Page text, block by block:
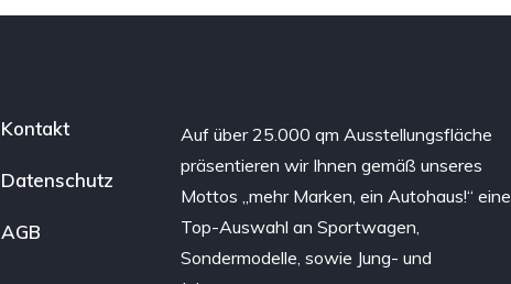
Kontakt
Datenschutz
AGB
Auf über 25.000 qm Ausstellungsfläche
präsentieren wir Ihnen gemäß unseres
Mottos „mehr Marken, ein Autohaus!“ eine
Top-Auswahl an Sportwagen,
Sondermodelle, sowie Jung- und